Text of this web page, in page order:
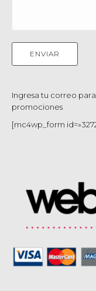
Ingresa tu correo
promociones
[mc4wp_form